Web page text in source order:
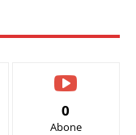
0
Abone